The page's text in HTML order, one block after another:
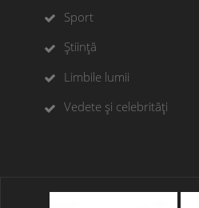
Sport
Știință
Limbile lumii
Vedete și celebrități